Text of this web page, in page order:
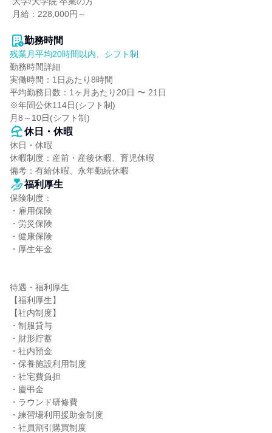
勤務時間
残業月平均20時間以内、シフト制
勤務時間詳細
実働時間：1日あたり8時間
平均勤務日数：1ヶ月あたり20日 〜 21日
※年間公休114日(シフト制)
月8～10日(シフト制)
休日・休暇
休日・休暇
休暇制度：産前・産後休暇、育児休暇
備考：有給休暇、永年勤続休暇
福利厚生
保険制度：
・雇用保険
・労災保険
・健康保険
・厚生年金
待遇・福利厚生
【福利厚生】
【社内制度】
・制服貸与
・財形貯蓄
・社内預金
・保養施設利用制度
・社宅費負担
・慶弔金
・ラウンド研修費
・練習場利用援助金制度
・社員割引購買制度